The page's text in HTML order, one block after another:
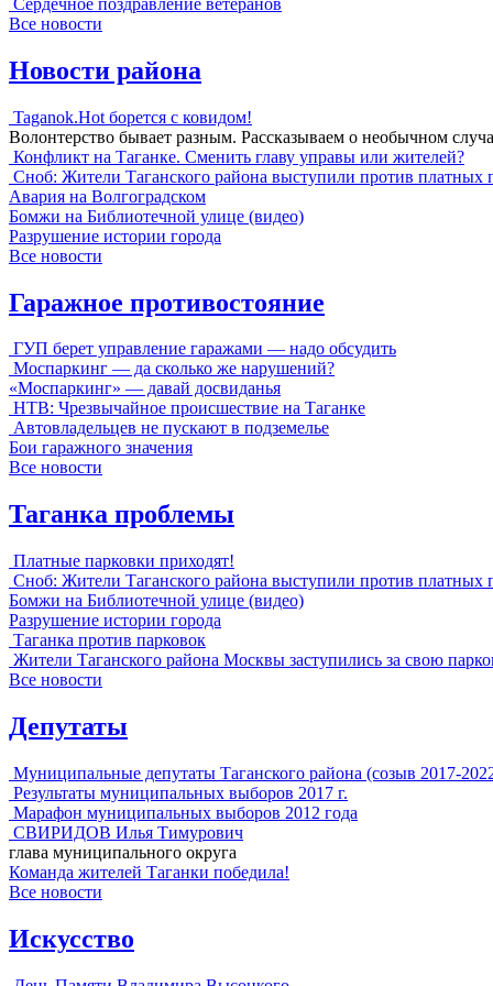
Все новости
Новости района
Taganok.Hot борется с ковидом!
Волонтерство бывает разным. Рассказываем о необычном
Конфликт на Таганке. Сменить главу управы или жителей?
Сноб: Жители Таганского района выступили против платных
Авария на Волгоградском
Бомжи на Библиотечной улице (видео)
Разрушение истории города
Все новости
Гаражное противостояние
ГУП берет управление гаражами — надо обсудить
Моспаркинг — да сколько же нарушений?
«Моспаркинг» — давай досвиданья
НТВ: Чрезвычайное происшествие на Таганке
Автовладельцев не пускают в подземелье
Бои гаражного значения
Все новости
Таганка проблемы
Платные парковки приходят!
Сноб: Жители Таганского района выступили против платных
Бомжи на Библиотечной улице (видео)
Разрушение истории города
Таганка против парковок
Жители Таганского района Москвы заступились за свою
Все новости
Депутаты
Муниципальные депутаты Таганского района (созыв 2017-
Результаты муниципальных выборов 2017 г.
Марафон муниципальных выборов 2012 года
СВИРИДОВ Илья Тимурович
глава муниципального округа
Команда жителей Таганки победила!
Все новости
Искусство